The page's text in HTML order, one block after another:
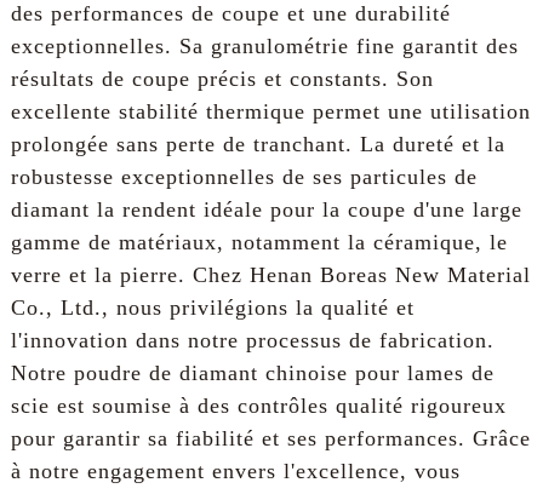
des performances de coupe et une durabilité
exceptionnelles. Sa granulométrie fine garantit des
résultats de coupe précis et constants. Son
excellente stabilité thermique permet une utilisation
prolongée sans perte de tranchant. La dureté et la
robustesse exceptionnelles de ses particules de
diamant la rendent idéale pour la coupe d'une large
gamme de matériaux, notamment la céramique, le
verre et la pierre. Chez Henan Boreas New Material
Co., Ltd., nous privilégions la qualité et
l'innovation dans notre processus de fabrication.
Notre poudre de diamant chinoise pour lames de
scie est soumise à des contrôles qualité rigoureux
pour garantir sa fiabilité et ses performances. Grâce
à notre engagement envers l'excellence, vous